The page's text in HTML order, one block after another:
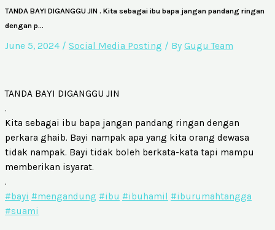
TANDA BAYI DIGANGGU JIN . Kita sebagai ibu bapa jangan pandang ringan
dengan p…
June 5, 2024 / Social Media Posting / By Gugu Team
TANDA BAYI DIGANGGU JIN
.
Kita sebagai ibu bapa jangan pandang ringan dengan
perkara ghaib. Bayi nampak apa yang kita orang dewasa
tidak nampak. Bayi tidak boleh berkata-kata tapi mampu
memberikan isyarat.
.
#bayi #mengandung #ibu #ibuhamil #iburumahtangga
#suami